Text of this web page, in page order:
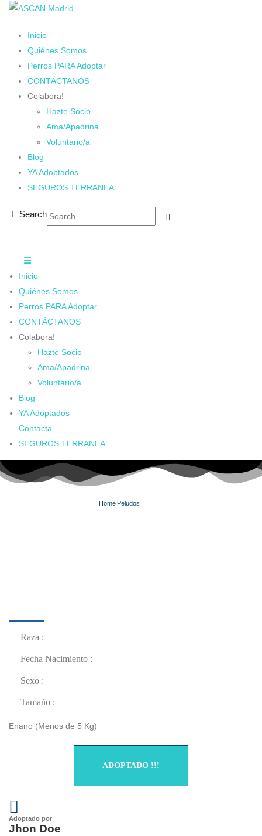
Inicio
Quiénes Somos
Perros PARA Adoptar
CONTÁCTANOS
Colabora!
Hazte Socio
Ama/Apadrina
Voluntario/a
Blog
YA Adoptados
SEGUROS TERRANEA
Search
Inicio
Quiénes Somos
Perros PARA Adoptar
CONTÁCTANOS
Colabora!
Hazte Socio
Ama/Apadrina
Voluntario/a
Blog
YA Adoptados
Contacta
SEGUROS TERRANEA
Home Peludos
Raza :
Fecha Nacimiento :
Sexo :
Tamaño :
Enano (Menos de 5 Kg)
ADOPTADO !!!
Adoptado por
Jhon Doe